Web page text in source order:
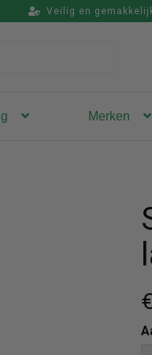
Veilig en
Merken